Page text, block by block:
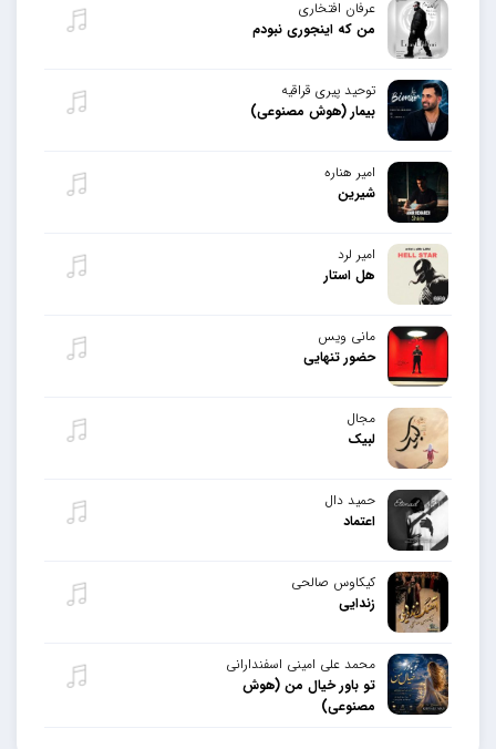
عرفان افتخاری
من که اینجوری نبودم
توحید پیری قراقیه
بیمار (هوش مصنوعی)
امیر هناره
شیرین
امیر لرد
هل استار
مانی ویس
حضور تنهایی
مجال
لبیک
حمید دال
اعتماد
کیکاوس صالحی
زندایی
محمد علی امینی اسفندارانی
تو باور خیال من (هوش
مصنوعی)